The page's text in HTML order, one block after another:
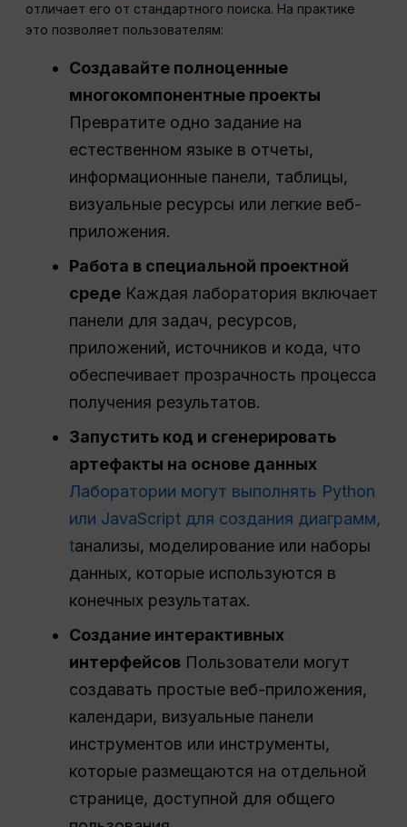
отличает его от стандартного поиска. На практике
это позволяет пользователям:
Создавайте полноценные
многокомпонентные проекты
Превратите одно задание на
естественном языке в отчеты,
информационные панели, таблицы,
визуальные ресурсы или легкие веб-
приложения.
Работа в специальной проектной
среде Каждая лаборатория включает
панели для задач, ресурсов,
приложений, источников и кода, что
обеспечивает прозрачность процесса
получения результатов.
Запустить код и сгенерировать
артефакты на основе данных
Лаборатории могут выполнять Python
или JavaScript для создания диаграмм,
tанализы, моделирование или наборы
данных, которые используются в
конечных результатах.
Создание интерактивных
интерфейсов Пользователи могут
создавать простые веб-приложения,
календари, визуальные панели
инструментов или инструменты,
которые размещаются на отдельной
странице, доступной для общего